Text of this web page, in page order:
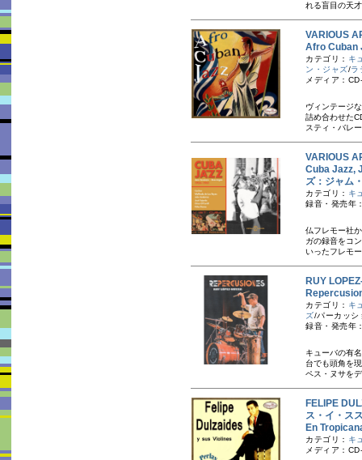
れる盲目の天
VARIOUS
Afro Cuban
カテゴリ： キ
ン・ジャズ/ラ
メディア：
ヴィンテージ
詰め合わせた
スティ・バレ
VARIOUS
Cuba Jazz,
ズ：ジャム
カテゴリ： キ
録音・発売
仏フレモー社
ガの録音をコ
いったフレモ
RUY
カテゴリ： キ
ズ/パーカッシ
録音・発売年
キューバの有
台でも頭角を
ペス・ヌサを
FELIPE
ス・イ・ス
En
カテゴリ： キ
メディア：